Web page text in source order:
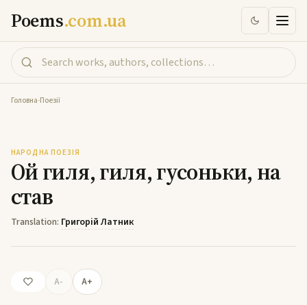
Poems.com.ua
Головна-Поезії
НАРОДНА ПОЕЗІЯ
Ой гиля, гиля, гусоньки, на
став
Translation: Григорій Латник
A- A+